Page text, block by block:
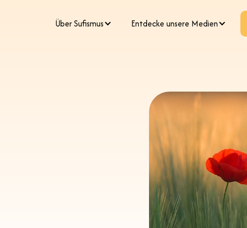
​Über Sufismus Entdecke unsere Medien